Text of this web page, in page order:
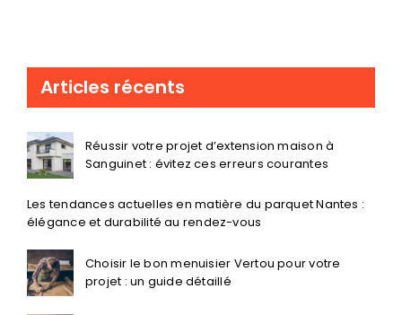
Articles récents
Réussir votre projet d’extension maison à
Sanguinet : évitez ces erreurs courantes
Les tendances actuelles en matière du parquet Nantes :
élégance et durabilité au rendez-vous
Choisir le bon menuisier Vertou pour votre
projet : un guide détaillé